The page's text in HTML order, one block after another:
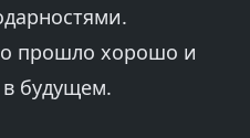
прошло хорошо и
будущем.